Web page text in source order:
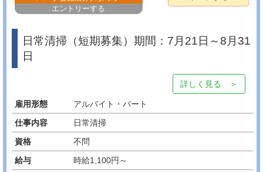
エントリーする
日常清掃（短期募集）期間：7月21日～8月31
日
詳しく見る ＞
雇用形態
アルバイト・パート
仕事内容
日常清掃
資格
不問
給与
時給1,100円～